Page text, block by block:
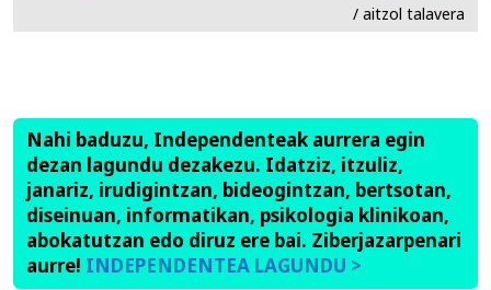
/ aitzol talavera
Nahi baduzu, Independenteak aurrera egin
dezan lagundu dezakezu. Idatziz, itzuliz,
janariz, irudigintzan, bideogintzan, bertsotan,
diseinuan, informatikan, psikologia klinikoan,
abokatutzan edo diruz ere bai. Ziberjazarpenari
aurre! INDEPENDENTEA LAGUNDU >